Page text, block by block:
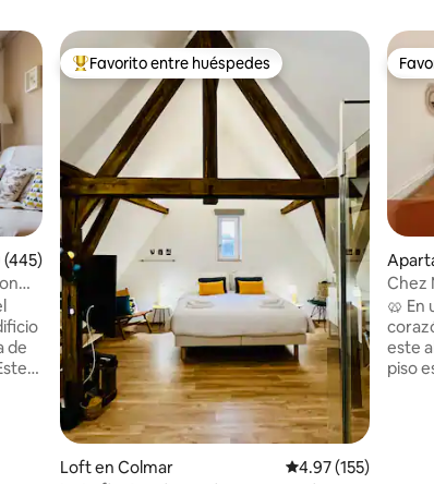
promedio: 4.89 de 5, 445 reseñas
(445)
de
Favorito entre huéspedes preferido
Favorito entre huéspedes
Loft en Colmar Calificación
4.97 (155)
Chez
piso,
🥨 En
este
piso es